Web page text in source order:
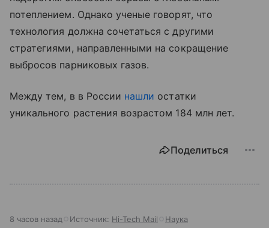
потеплением. Однако ученые говорят, что
технология должна сочетаться с другими
стратегиями, направленными на сокращение
выбросов парниковых газов.
Между тем, в в России нашли остатки
уникального растения возрастом 184 млн лет.
Поделиться
8 часов назад Источник: Hi-Tech Mail Наука